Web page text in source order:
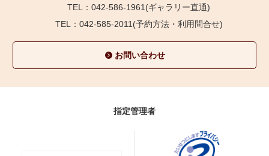
TEL：042-586-1961(ギャラリー直通)
TEL：042-585-2011(予約方法・利用問合せ)
お問い合わせ
指定管理者